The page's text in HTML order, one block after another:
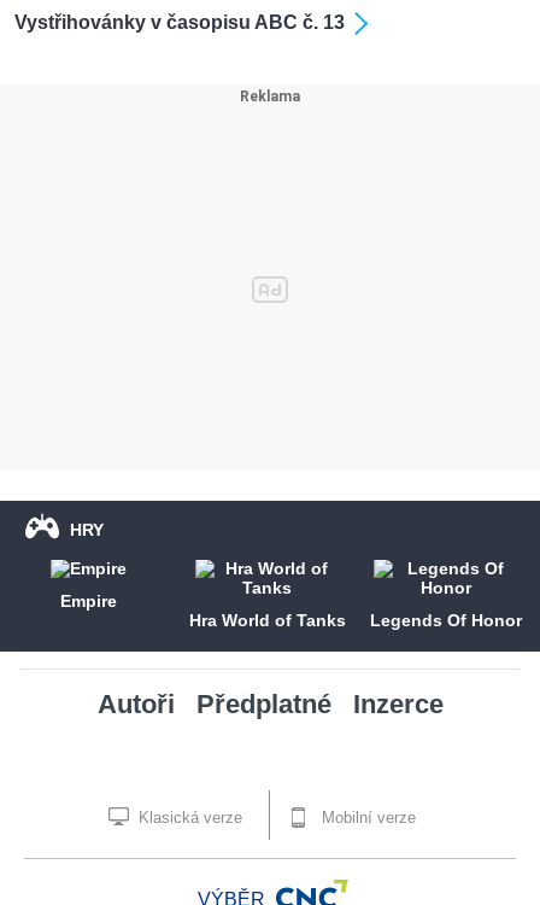
Vystřihovánky v časopisu ABC č. 13
HRY
Empire
Hra World of Tanks
Legends Of Honor
Autoři Předplatné Inzerce
Klasická verze Mobilní verze
VÝBĚR